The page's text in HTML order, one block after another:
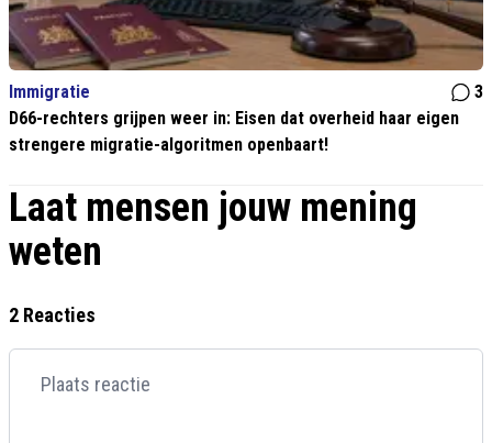
Immigratie
3
D66-rechters grijpen weer in: Eisen dat overheid haar eigen
strengere migratie-algoritmen openbaart!
Laat mensen jouw mening
weten
2 Reacties